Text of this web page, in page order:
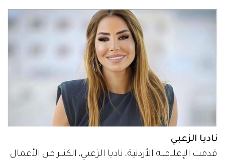
ناديا الزعبي
قدمت الإعلامية الأردنية، ناديا الزعبي، الكثير من الأعمال